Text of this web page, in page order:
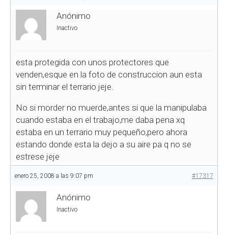
Anónimo
Inactivo
esta protegida con unos protectores que
venden,esque en la foto de construccion aun esta
sin terminar el terrario jeje.
No si morder no muerde,antes si que la manipulaba
cuando estaba en el trabajo,me daba pena xq
estaba en un terrario muy pequeño,pero ahora
estando donde esta la dejo a su aire pa q no se
estrese jeje
enero 25, 2008 a las 9:07 pm #17317
Anónimo
Inactivo